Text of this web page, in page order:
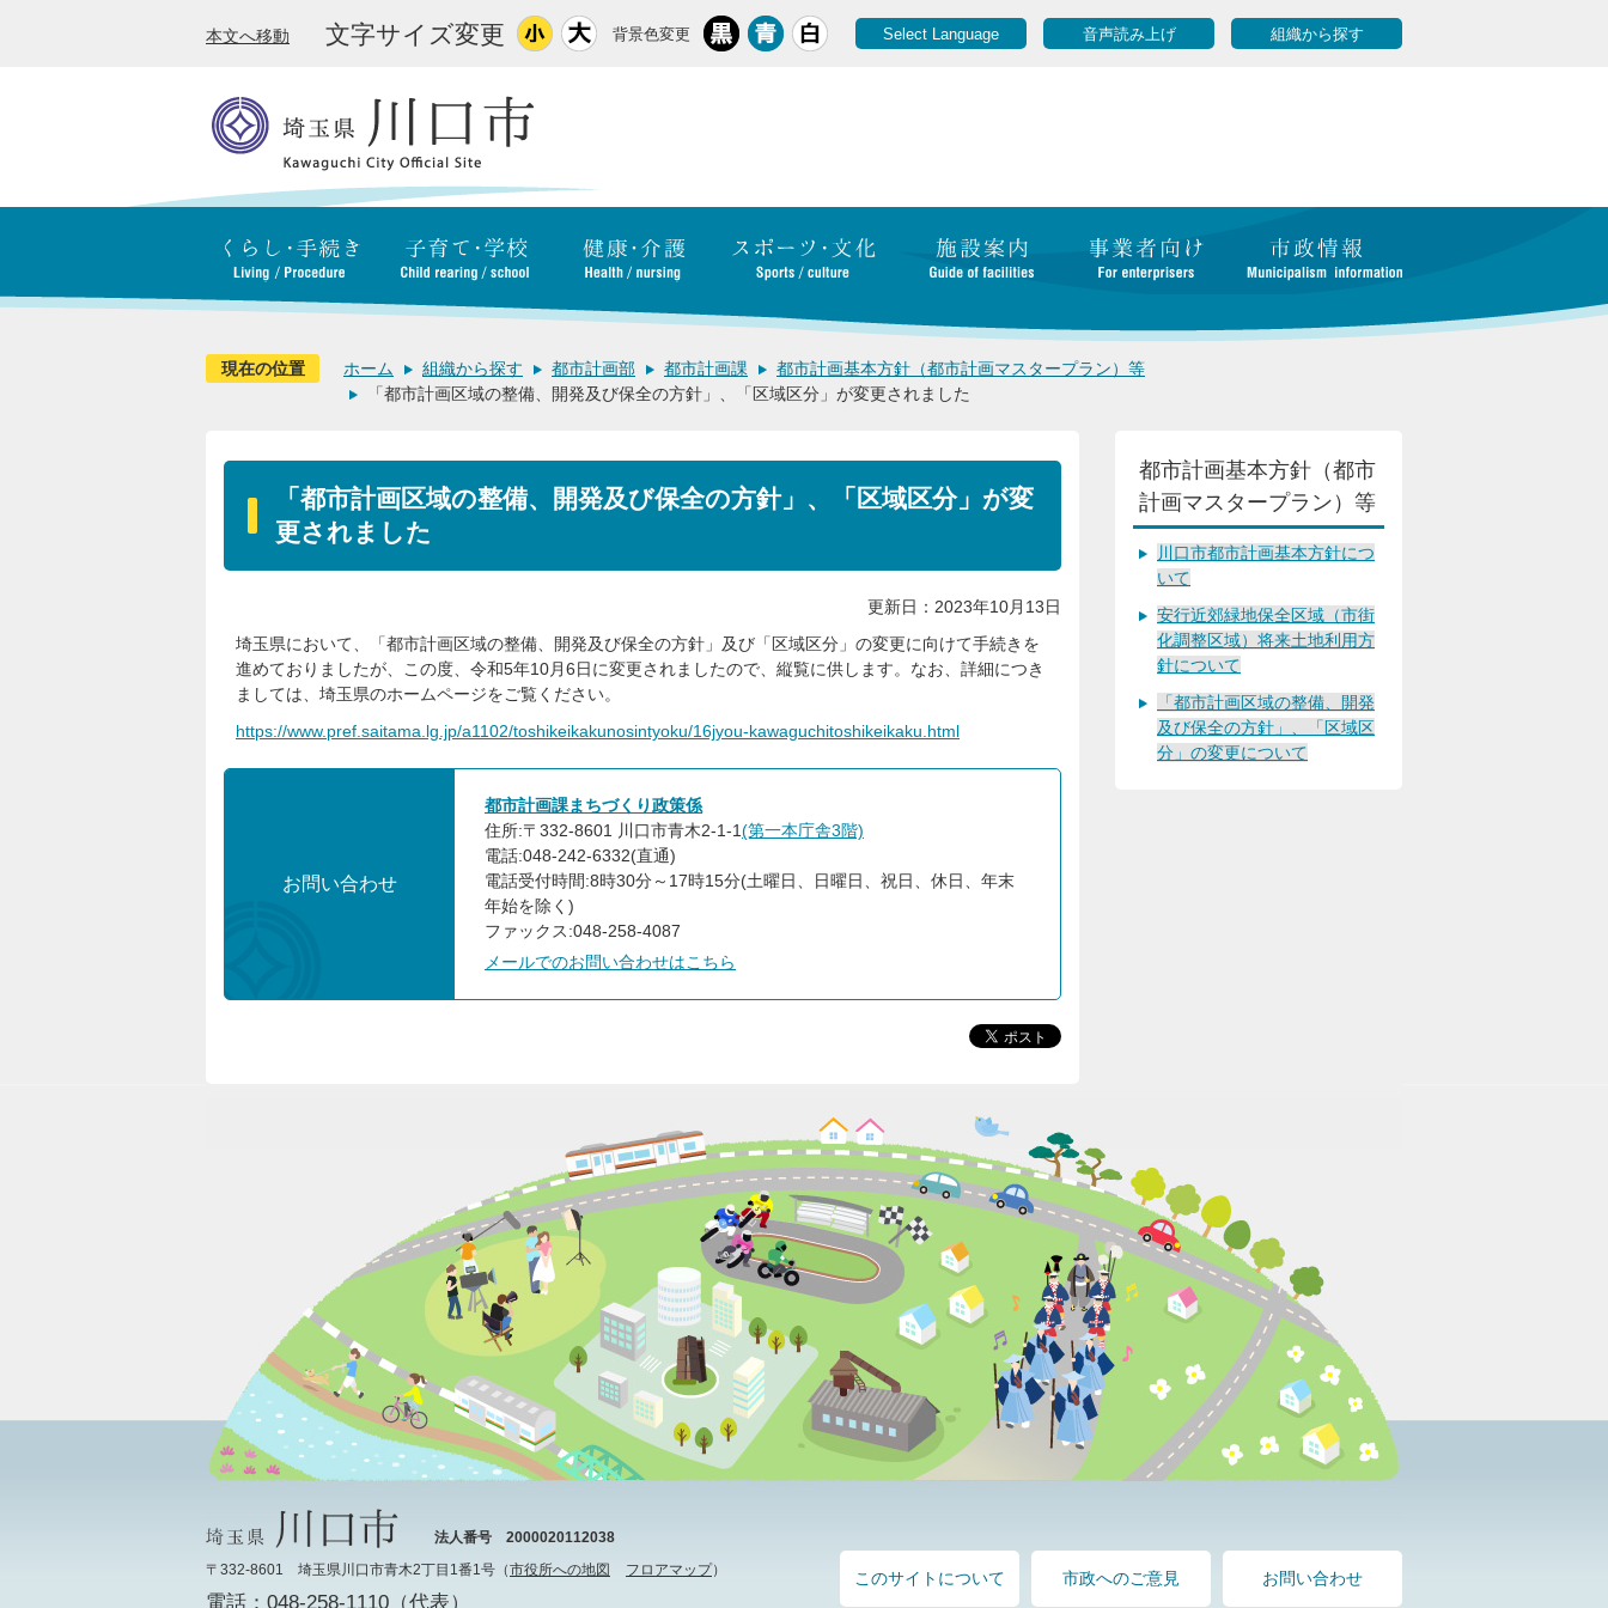
本文へ移動 文字サイズ変更 背景色変更 Select Language 音声読み上げ 組織から探す
現在の位置 ホーム 組織から探す 都市計画部 都市計画課
都市計画基本方針（都市計画マスタープラン）等
「都市計画区域の整備、開発及び保全の方針」、「区域区分」が変更されました
「都市計画区域の整備、開発及び保全の方針」、「区域区分」が変
更されました
更新日：2023年10月13日
埼玉県において、「都市計画区域の整備、開発及び保全の方針」及び「区域区分」の変更に向けて手続きを
進めておりましたが、この度、令和5年10月6日に変更されましたので、縦覧に供します。なお、詳細につき
ましては、埼玉県のホームページをご覧ください。
https://www.pref.saitama.lg.jp/a1102/toshikeikakunosintyoku/16jyou-kawaguchitoshikeikaku.html
お問い合わせ
都市計画課まちづくり政策係
住所:〒332-8601 川口市青木2-1-1(第一本庁舎3階)
電話:048-242-6332(直通)
電話受付時間:8時30分～17時15分(土曜日、日曜日、祝日、休日、年末
年始を除く)
ファックス:048-258-4087
メールでのお問い合わせはこちら
都市計画基本方針（都市
計画マスタープラン）等
川口市都市計画基本方針につ
いて
安行近郊緑地保全区域（市街
化調整区域）将来土地利用方
針について
「都市計画区域の整備、開発
及び保全の方針」、「区域区
分」の変更について
法人番号 2000020112038
〒332-8601 埼玉県川口市青木2丁目1番1号（市役所への地図 フロアマップ）
電話：048-258-1110（代表）
このサイトについて 市政へのご意見 お問い合わせ